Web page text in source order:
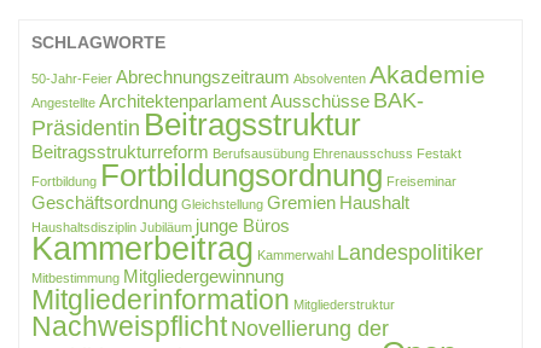
SCHLAGWORTE
50-Jahr-Feier Abrechnungszeitraum Absolventen Akademie
Angestellte ArchitektenparlamentAusschüsse BAK-
Präsidentin Beitragsstruktur
Beitragsstrukturreform Berufsausübung Ehrenausschuss Festakt
Fortbildung Fortbildungsordnung Freiseminar
Geschäftsordnung Gleichstellung Gremien Haushalt
Haushaltsdisziplin Jubiläum junge Büros
Kammerbeitrag Kammerwahl Landespolitiker
Mitbestimmung Mitgliedergewinnung
Mitgliederinformation Mitgliederstruktur
NachweispflichtNovellierung der